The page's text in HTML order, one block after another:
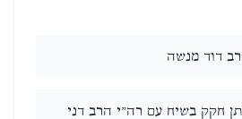
דוד מנשה
חקק בשיח עם רה"י הרב דני